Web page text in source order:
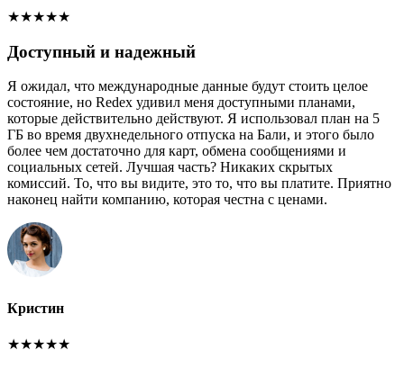
★★★★★
Доступный и надежный
Я ожидал, что международные данные будут стоить целое
состояние, но Redex удивил меня доступными планами,
которые действительно действуют. Я использовал план на 5
ГБ во время двухнедельного отпуска на Бали, и этого было
более чем достаточно для карт, обмена сообщениями и
социальных сетей. Лучшая часть? Никаких скрытых
комиссий. То, что вы видите, это то, что вы платите. Приятно
наконец найти компанию, которая честна с ценами.
Кристин
★★★★★